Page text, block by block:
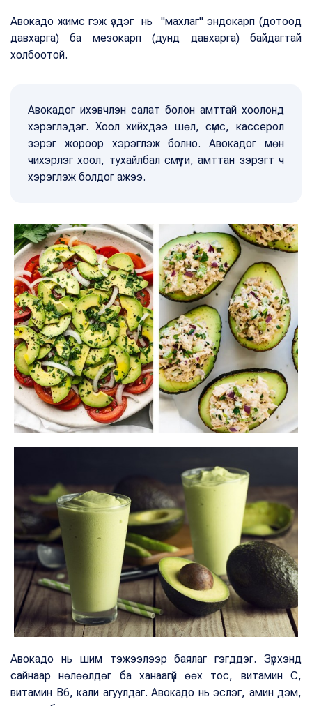
Авокадо жимс гэж үздэг нь "махлаг" эндокарп (дотоод
давхарга) ба мезокарп (дунд давхарга) байдагтай
холбоотой.
Авокадог ихэвчлэн салат болон амттай хоолонд
хэрэглэдэг. Хоол хийхдээ шөл, сүмс, кассерол
зэрэг жороор хэрэглэж болно. Авокадог мөн
чихэрлэг хоол, тухайлбал смүүти, амттан зэрэгт ч
хэрэглэж болдог ажээ.
Авокадо нь шим тэжээлээр баялаг гэгддэг. Зүрхэнд
сайнаар нөлөөлдөг ба ханаагүй өөх тос, витамин С,
витамин В6, кали агуулдаг. Авокадо нь эслэг, амин дэм,